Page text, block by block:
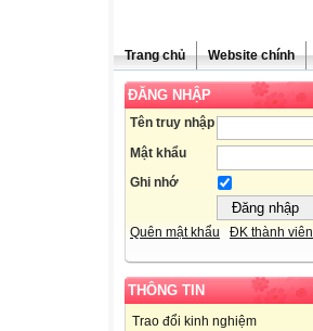
Trang chủ Website chính
ĐĂNG NHẬP
Tên truy nhập
Mật khẩu
Ghi nhớ
Quên mật khẩu ĐK thành viên
THÔNG TIN
Trao đổi kinh nghiệm